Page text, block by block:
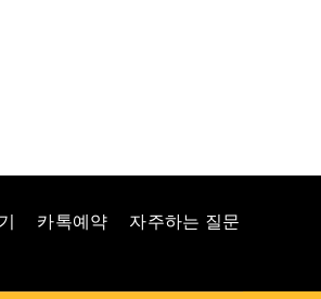
카톡예약 자주하는 질문